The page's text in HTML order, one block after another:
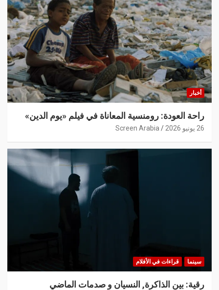
أخبار
راحة العودة: رومنسية المعاناة في فيلم «يوم الدين»
26 يونيو 2026 Screen Arabia
سينما قراءات في الأفلام
رقية: بين الذاكرة, النسيان و صدمات الماضي